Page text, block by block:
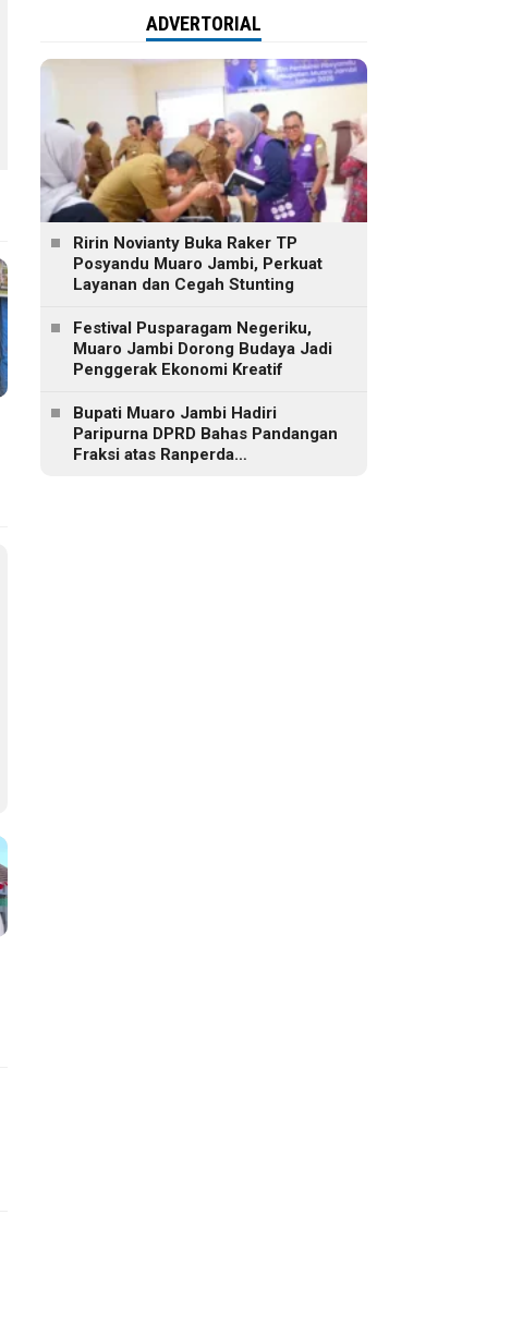
ADVERTORIAL
Ririn Novianty Buka Raker TP
Posyandu Muaro Jambi, Perkuat
Layanan dan Cegah Stunting
Festival Pusparagam Negeriku,
Muaro Jambi Dorong Budaya Jadi
Penggerak Ekonomi Kreatif
Bupati Muaro Jambi Hadiri
Paripurna DPRD Bahas Pandangan
Fraksi atas Ranperda